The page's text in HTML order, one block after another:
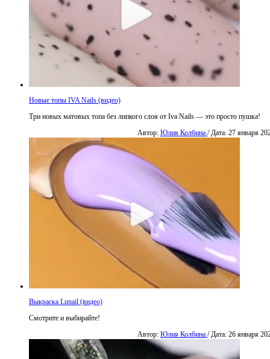
Новые топы IVA Nails (видео)
Три новых матовых топа без липкого слоя от Iva Nails — это просто пушка!
Автор: Юлия Колбина / Дата: 27 января
Выкраска Lunail (видео)
Смотрите и выбирайте!
Автор: Юлия Колбина / Дата: 26 января